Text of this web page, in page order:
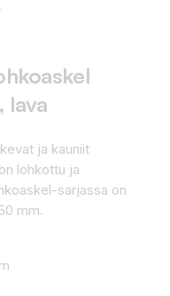
lava
ja kauniit
lohkottu ja
sarjassa on
mm.